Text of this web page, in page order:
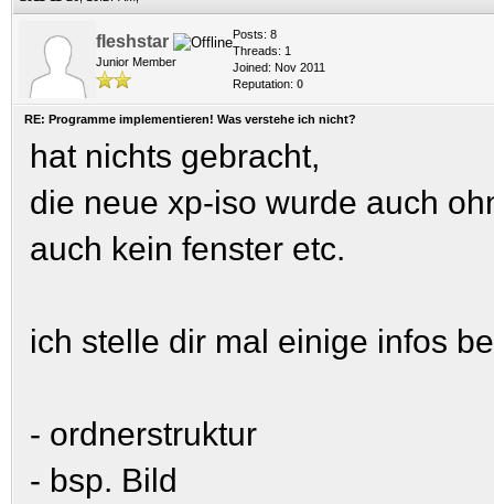
fleshstar
Junior Member
Posts: 8
Threads: 1
Joined: Nov 2011
Reputation: 0
RE: Programme implementieren! Was verstehe ich nicht?
hat nichts gebracht,
die neue xp-iso wurde auch
auch kein fenster etc.
ich stelle dir mal einige infos
- ordnerstruktur
- bsp. Bild